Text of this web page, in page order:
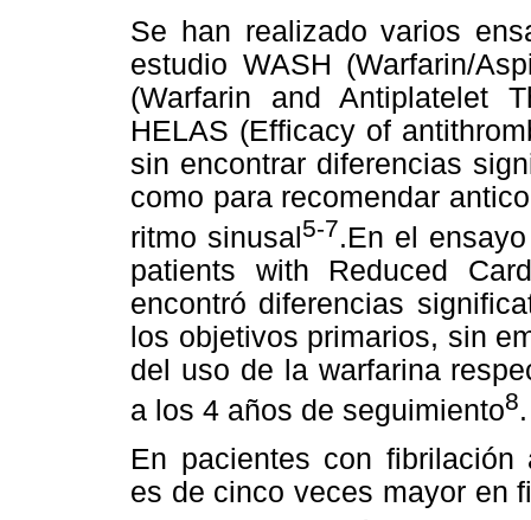
Se han realizado varios
estudio WASH (Warfarin/
(Warfarin and Antiplatelet
HELAS (Efficacy of
sin encontrar diferencias
como para recomendar
ritmo sinusal5-7.En el
patients with Reduced
encontró diferencias
los objetivos primarios, sin
del uso de la warfarina
a los 4 años de seguimiento8.
En pacientes con fibrilación
es de cinco veces mayor en